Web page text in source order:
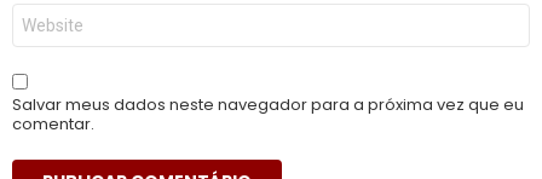
Site
Salvar meus dados neste navegador para a próxima vez que eu
comentar.